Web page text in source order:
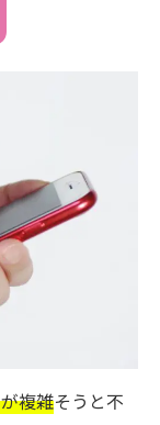
複雑そうと不